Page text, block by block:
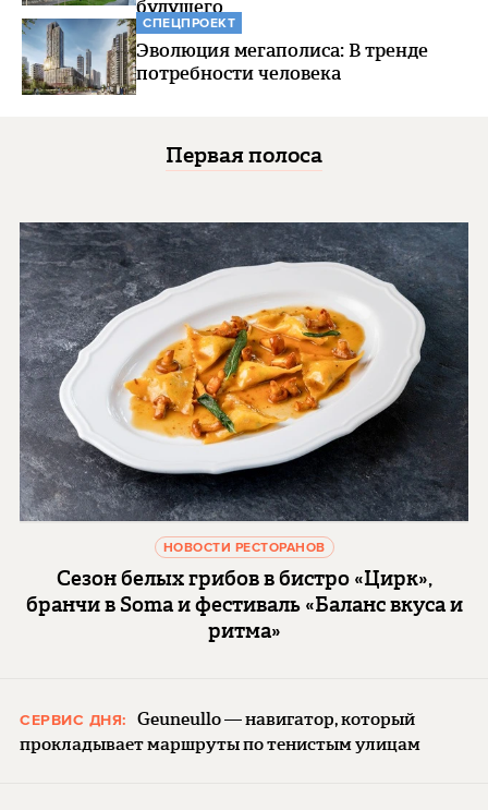
будущего
СПЕЦПРОЕКТ
Эволюция мегаполиса: В тренде
потребности человека
Первая полоса
НОВОСТИ РЕСТОРАНОВ
Сезон белых грибов в бистро «Цирк»,
бранчи в Soma и фестиваль «Баланс вкуса и
ритма»
СЕРВИС ДНЯ:
Geuneullo — навигатор, который
прокладывает маршруты по тенистым улицам